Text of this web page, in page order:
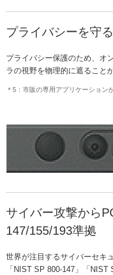
プライバシーを守
プライバシー保護のため、オ
ラの視野を物理的に遮ること
＊5：市販の専用アプリケーション
サイバー攻撃から
147/155/193準拠
世界が注目するサイバーセキ
「NIST SP 800-147」「